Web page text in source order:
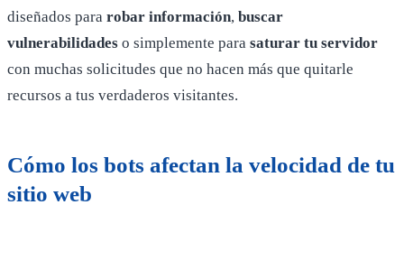
diseñados para robar información, buscar
vulnerabilidades o simplemente para saturar tu servidor
con muchas solicitudes que no hacen más que quitarle
recursos a tus verdaderos visitantes.
Cómo los bots afectan la velocidad de tu
sitio web